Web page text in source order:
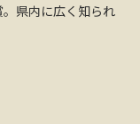
県内に広く知られ